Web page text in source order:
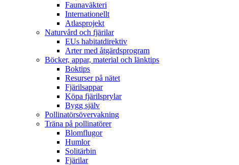
Faunaväkteri
Internationellt
Atlasprojekt
Naturvård och fjärilar
EUs habitatdirektiv
Arter med åtgärdsprogram
Böcker, appar, material och länktips
Boktips
Resurser på nätet
Fjärilsappar
Köpa fjärilsprylar
Bygg själv
Pollinatörsövervakning
Träna på pollinatörer
Blomflugor
Humlor
Solitärbin
Fjärilar